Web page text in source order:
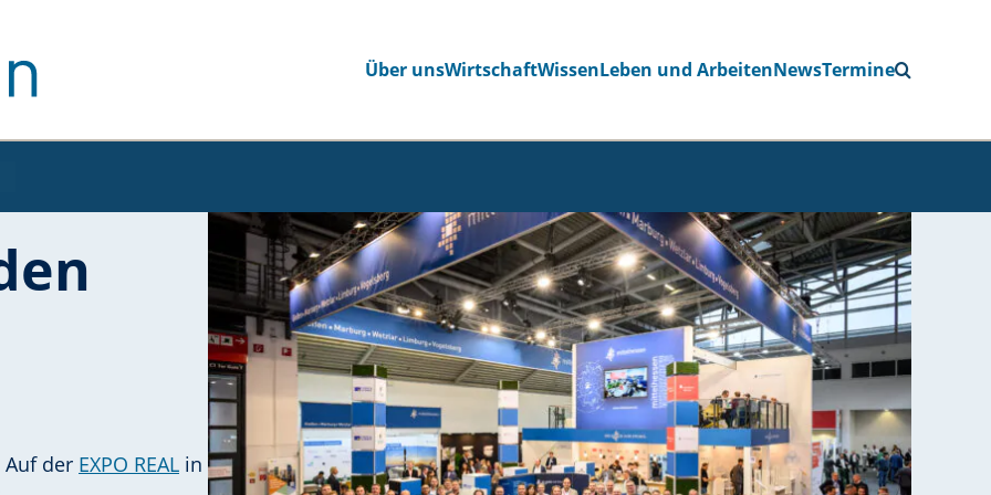
Über unsWirtschaftWissenLeben und ArbeitenNewsTermine
Seite navigieren
anderen Seite navigieren
Auf der EXPO REAL in